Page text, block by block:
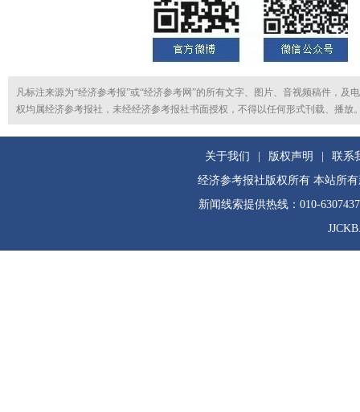
凡标注来源为“经济参考报”或“经济参考网”的所有文字、图片、音视频稿件，及
权均属经济参考报社，未经经济参考报社书面授权，不得以任何形式刊载、播放
关于我们 版权声明
联系
经济参考报社版权所有 本站所
新闻线索提供热线：010-